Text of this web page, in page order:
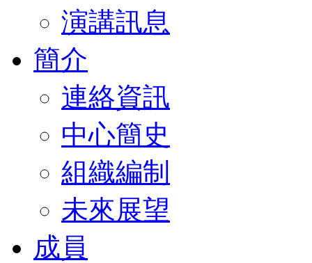
演講訊息
簡介
連絡資訊
中心簡史
組織編制
未來展望
成員